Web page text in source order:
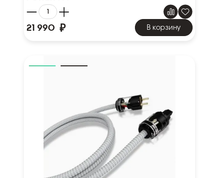
21 990 ₽ В корзину